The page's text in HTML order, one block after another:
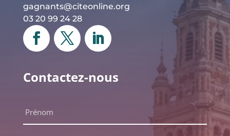
gagnants@citeonline.org
03 20 99 24 28
Contactez-nous
complet